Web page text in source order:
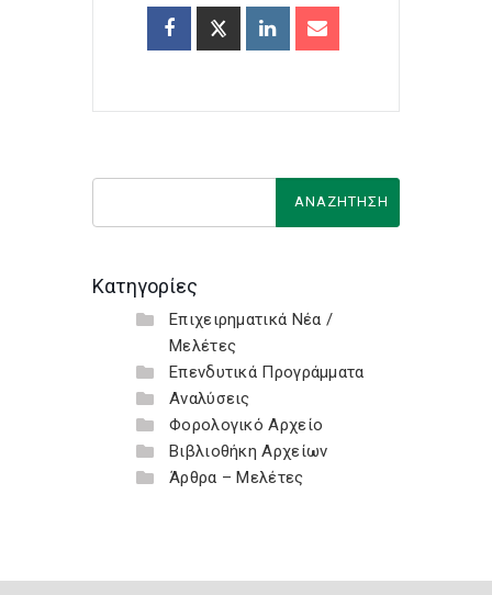
Κατηγορίες
Επιχειρηματικά Νέα /
Μελέτες
Επενδυτικά Προγράμματα
Αναλύσεις
Φορολογικό Αρχείο
Βιβλιοθήκη Αρχείων
Άρθρα – Μελέτες